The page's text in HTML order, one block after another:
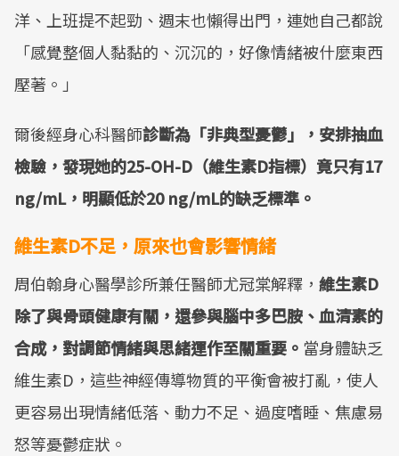
洋、上班提不起勁、週末也懶得出門，連她自己都說
「感覺整個人黏黏的、沉沉的，好像情緒被什麼東西
壓著。」
爾後經身心科醫師診斷為「非典型憂鬱」，安排抽血
檢驗，發現她的25-OH-D（維生素D指標）竟只有17
ng/mL，明顯低於20 ng/mL的缺乏標準。
維生素D不足，原來也會影響情緒
周伯翰身心醫學診所兼任醫師尤冠棠解釋， 維生素D
除了與骨頭健康有關，還參與腦中多巴胺、血清素的
合成，對調節情緒與思緒運作至關重要。 當身體缺乏
維生素D，這些神經傳導物質的平衡會被打亂，使人
更容易出現情緒低落、動力不足、過度嗜睡、焦慮易
怒等憂鬱症狀。